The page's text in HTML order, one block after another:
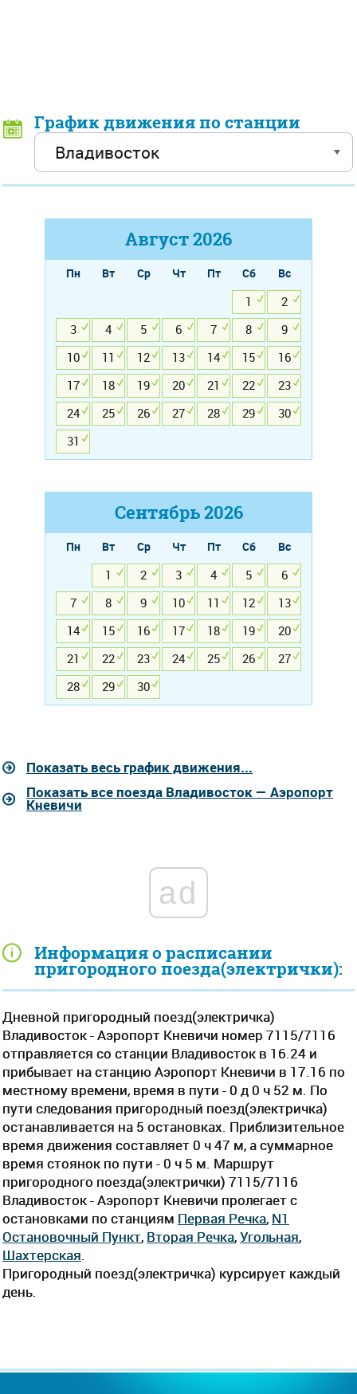
Информация о расписании
пригородного поезда(электрички):
Дневной пригородный поезд(электричка)
Владивосток - Аэропорт Кневичи номер 7115/7116
отправляется со станции Владивосток в 16.24 и
прибывает на станцию Аэропорт Кневичи в 17.16 по
местному времени, время в пути - 0 д 0 ч 52 м. По
пути следования пригородный поезд(электричка)
останавливается на 5 остановках. Приблизительное
время движения составляет 0 ч 47 м, а суммарное
время стоянок по пути - 0 ч 5 м. Маршрут
пригородного поезда(электрички) 7115/7116
Владивосток - Аэропорт Кневичи пролегает c
остановками по станциям Первая Речка, N1
Остановочный Пункт, Вторая Речка,Угольная,
Шахтерская
Пригородный поезд(электричка) курсирует каждый
день.
График движения по станции
Август2026
Пн Вт Ср Чт Пт Сб
Вс
1
2
3
4 5 6 7 8
9
10
11 12 13 14 15
16
17
18 19 20 21 22
23
24
25 26 27 28 29
30
31
Сентябрь2026
Пн Вт Ср Чт Пт Сб
Вс
1
2 3 4 5
6
7
8 9 10 11 12
13
14
15 16 17 18 19
20
21
22 23 24 25 26
27
28
29 30
Показать весь график движения...
Показать все поезда Владивосток — Аэропорт
Кневичи
ad